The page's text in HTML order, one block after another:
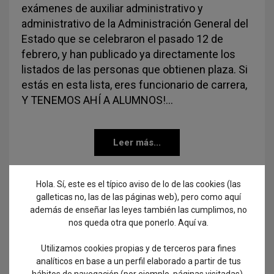
exámenes de auxiliar administrativo y
administrativo de la Administración General del
Estado que se celebraron el pasado 12 de
febrero, y han publicado ya directamente los
listados de las personas que obtienen plaza. Si
estás en esta lista, eres funcionario de carrera,
Y TENEMOS AHÍ A ALUMNOS!…
Leer más...
Hola. Sí, este es el típico aviso de lo de las cookies (las
galleticas no, las de las páginas web), pero como aquí
además de enseñar las leyes también las cumplimos, no
nos queda otra que ponerlo. Aquí va.
Utilizamos cookies propias y de terceros para fines
analíticos en base a un perfil elaborado a partir de tus